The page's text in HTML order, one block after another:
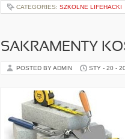
CATEGORIES: SZKOLNE LIFEHACKI
SAKRAMENTY
POSTED BY ADMIN STY - 20 -